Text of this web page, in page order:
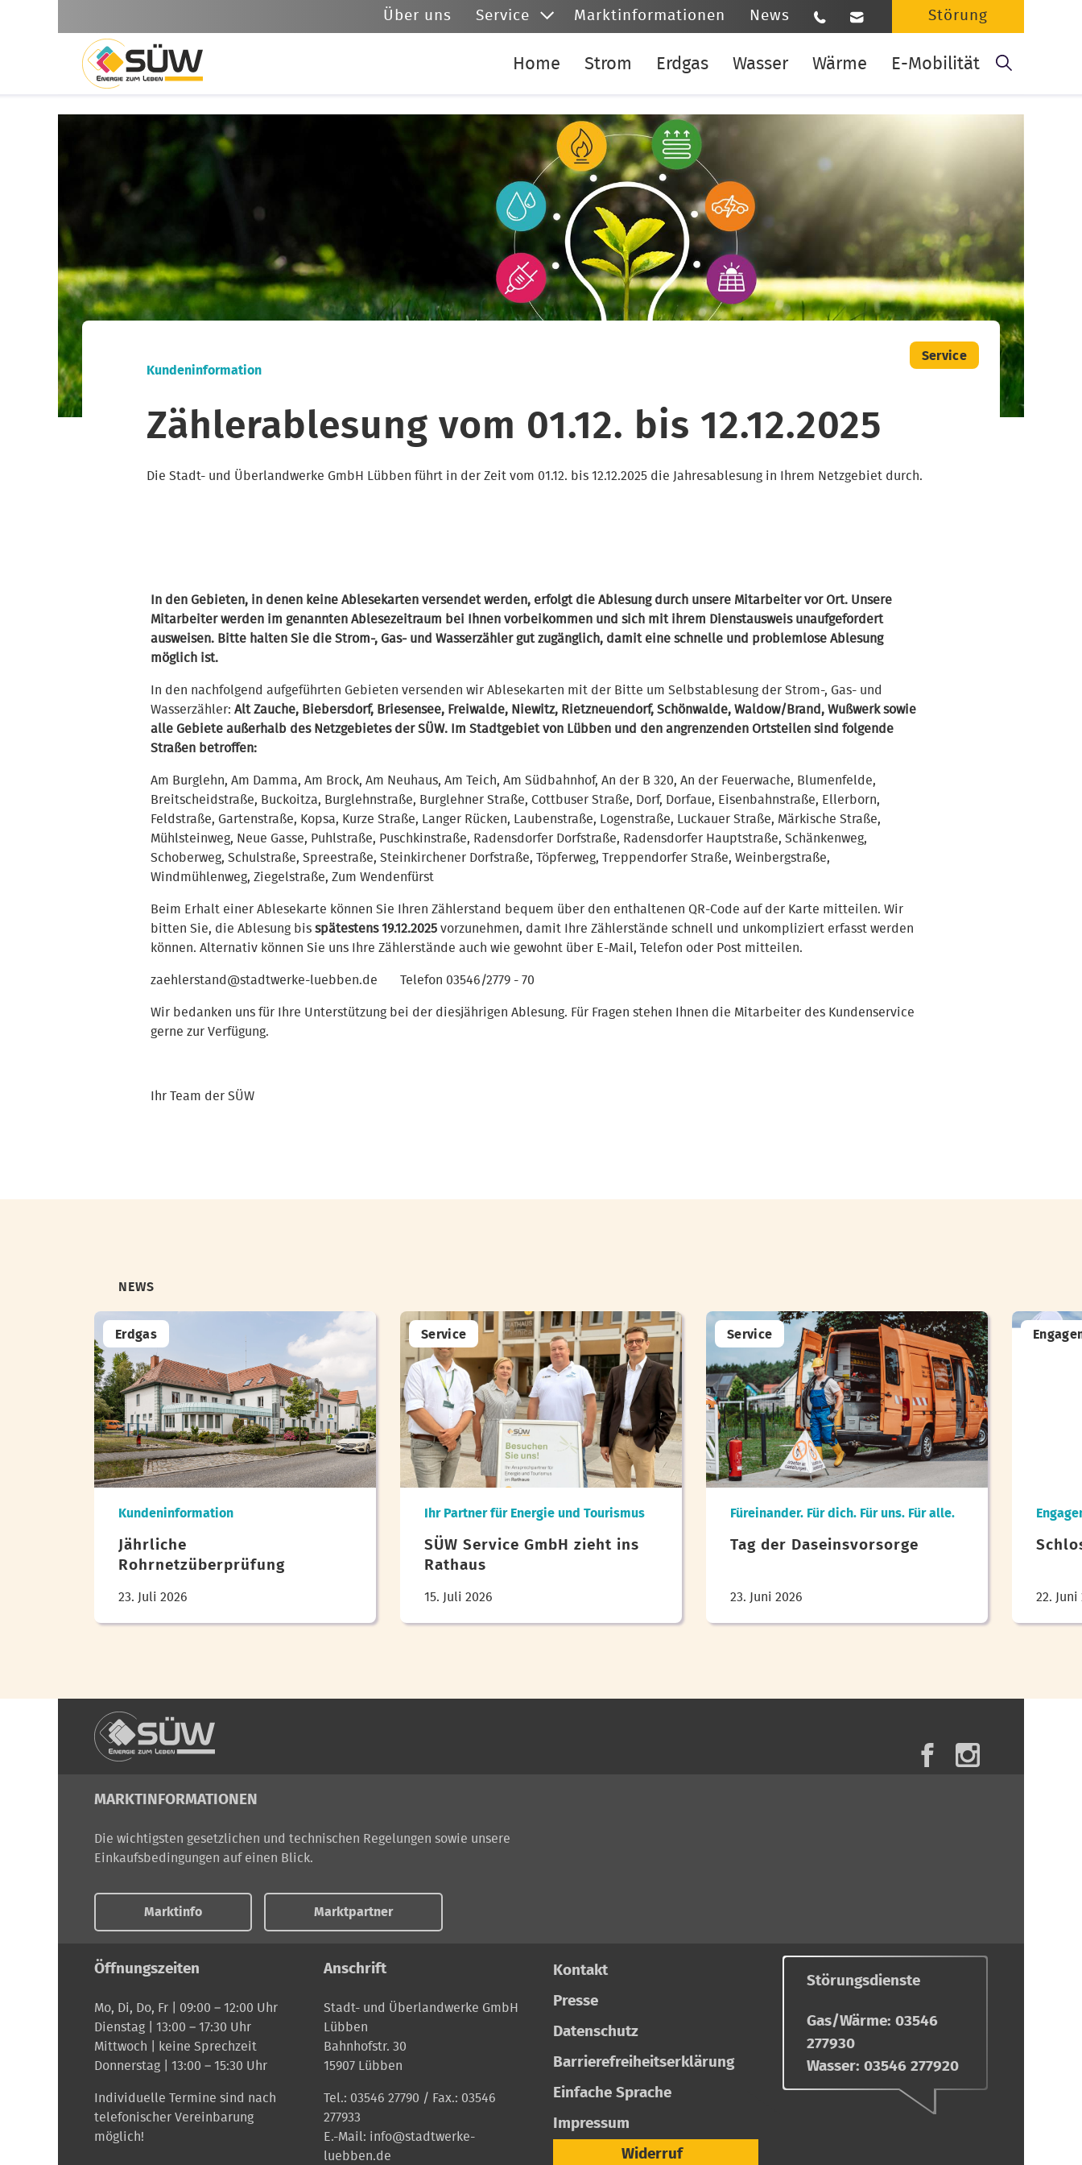
Über uns Service Marktinformationen News Störung
Home
Strom Erdgas Wasser Wärme E-Mobilität
Service
Kundeninformation
Zählerablesung vom 01.12. bis 12.12.2025
Die Stadt- und Überlandwerke GmbH Lübben führt in der Zeit vom 01.12. bis 12.12.2025 die Jahresablesung in Ihrem Netzgebiet durch.
In den Gebieten, in denen keine Ablesekarten versendet werden, erfolgt die Ablesung durch unsere Mitarbeiter vor Ort. Unsere
Mitarbeiter werden im genannten Ablesezeitraum bei Ihnen vorbeikommen und sich mit ihrem Dienstausweis unaufgefordert
ausweisen. Bitte halten Sie die Strom-, Gas- und Wasserzähler gut zugänglich, damit eine schnelle und problemlose Ablesung
möglich ist.
In den nachfolgend aufgeführten Gebieten versenden wir Ablesekarten mit der Bitte um Selbstablesung der Strom-, Gas- und
Wasserzähler: Alt Zauche, Biebersdorf, Briesensee, Freiwalde, Niewitz, Rietzneuendorf, Schönwalde, Waldow/Brand, Wußwerk sowie
alle Gebiete außerhalb des Netzgebietes der SÜW. Im Stadtgebiet von Lübben und den angrenzenden Ortsteilen sind folgende
Straßen betroffen:
Am Burglehn, Am Damma, Am Brock, Am Neuhaus, Am Teich, Am Südbahnhof, An der B 320, An der Feuerwache, Blumenfelde,
Breitscheidstraße, Buckoitza, Burglehnstraße, Burglehner Straße, Cottbuser Straße, Dorf, Dorfaue, Eisenbahnstraße, Ellerborn,
Feldstraße, Gartenstraße, Kopsa, Kurze Straße, Langer Rücken, Laubenstraße, Logenstraße, Luckauer Straße, Märkische Straße,
Mühlsteinweg, Neue Gasse, Puhlstraße, Puschkinstraße, Radensdorfer Dorfstraße, Radensdorfer Hauptstraße, Schänkenweg,
Schoberweg, Schulstraße, Spreestraße, Steinkirchener Dorfstraße, Töpferweg, Treppendorfer Straße, Weinbergstraße,
Windmühlenweg, Ziegelstraße, Zum Wendenfürst
Beim Erhalt einer Ablesekarte können Sie Ihren Zählerstand bequem über den enthaltenen QR-Code auf der Karte mitteilen. Wir
bitten Sie, die Ablesung bis spätestens 19.12.2025 vorzunehmen, damit Ihre Zählerstände schnell und unkompliziert erfasst werden
können. Alternativ können Sie uns Ihre Zählerstände auch wie gewohnt über E-Mail, Telefon oder Post mitteilen.
zaehlerstand@stadtwerke-luebben.de Telefon 03546/2779 - 70
Wir bedanken uns für Ihre Unterstützung bei der diesjährigen Ablesung. Für Fragen stehen Ihnen die Mitarbeiter des Kundenservice
gerne zur Verfügung.
Ihr Team der SÜW
NEWS
Erdgas
Kundeninformation
Jährliche
Rohrnetzüberprüfung
23. Juli 2026
Service
Ihr Partner für Energie und Tourismus
SÜW Service GmbH zieht ins
Rathaus
15. Juli 2026
Service
Füreinander. Für dich. Für uns. Für alle.
Tag der Daseinsvorsorge
23. Juni 2026 22. Juni
MARKTINFORMATIONEN
Die wichtigsten gesetzlichen und technischen Regelungen sowie unsere
Einkaufsbedingungen auf einen Blick.
Marktinfo Marktpartner
Öffnungszeiten
Mo, Di, Do, Fr | 09:00 – 12:00 Uhr
Dienstag | 13:00 – 17:30 Uhr
Mittwoch | keine Sprechzeit
Donnerstag | 13:00 – 15:30 Uhr
Individuelle Termine sind nach
telefonischer Vereinbarung
möglich!
Anschrift
Stadt- und Überlandwerke GmbH
Lübben
Bahnhofstr. 30
15907 Lübben
Tel.: 03546 27790 / Fax.: 03546
277933
E.-Mail: info@stadtwerke-
luebben.de
Kontakt
Presse
Datenschutz
Barrierefreiheitserklärung
Einfache Sprache
Impressum
Widerruf
Störungsdienste
Gas/Wärme: 03546
277930
Wasser: 03546 277920